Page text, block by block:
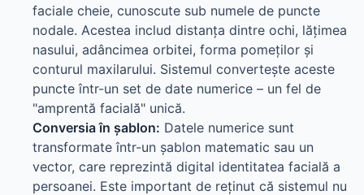
faciale cheie, cunoscute sub numele de puncte
nodale. Acestea includ distanța dintre ochi, lățimea
nasului, adâncimea orbitei, forma pomeților și
conturul maxilarului. Sistemul convertește aceste
puncte într-un set de date numerice – un fel de
"amprentă facială" unică.
Conversia în șablon: Datele numerice sunt
transformate într-un șablon matematic sau un
vector, care reprezintă digital identitatea facială a
persoanei. Este important de reținut că sistemul nu